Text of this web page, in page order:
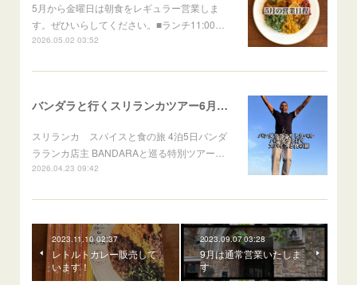
5月から金曜日は朝食をレギュラー営業しま
す。ぜひいらしてください。■ランチ11:00…
2026.05.02 03:52
バンダラと行くスリランカツアー6月出発
スリランカ スパイスと食の旅 4泊5日バンダ
ラランカ店主 BANDARAと巡る特別ツアー…
2026.04.23 09:42
2023.11.10 02:37
レトルトカレー販売して
います！
2023.09.07 03:28
9月は通常営業いたしま
す